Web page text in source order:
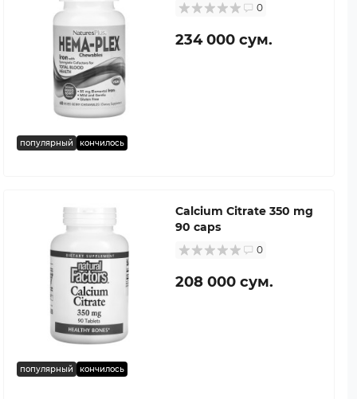
популярный кончилось
0
234 000 сум.
популярный кончилось
Calcium Citrate 350 mg
90 caps
0
208 000 сум.